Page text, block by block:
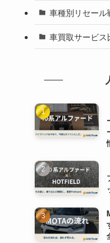
車種別リセール
車買取サービス